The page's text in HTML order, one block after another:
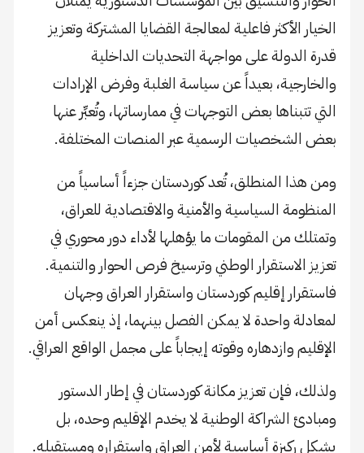
الخيار الأكثر فاعلية لمعالجة القضايا المشتركة وتعزيز
قدرة الدولة على مواجهة التحديات الداخلية
والخارجية، بعيداً عن سياسة الغلبة وفرض الإرادات
التي تتبناها بعض التوجهات في ممارساتها، وتُعبِّر عنها
بعض الشخصيات الرسمية عبر المنصات المختلفة.
ومن هذا المنطلق، تُعد كوردستان جزءاً أساسياً من
المنظومة السياسية والأمنية والاقتصادية للعراق،
وتمتلك من المقومات ما يؤهلها لأداء دور محوري في
تعزيز الاستقرار الوطني وترسيخ فرص الحوار والتنمية.
فاستقرار إقليم كوردستان واستقرار العراق وجهان
لمعادلة واحدة لا يمكن الفصل بينهما، إذ ينعكس أمن
الإقليم وازدهاره وقوته إيجاباً على مجمل الواقع العراقي.
ولذلك، فإن تعزيز مكانة كوردستان في إطار الدستور
ومبادئ الشراكة الوطنية لا يخدم الإقليم وحده، بل
يشكل ركيزة أساسية لأمن العراق واستقراره ومستقبله.